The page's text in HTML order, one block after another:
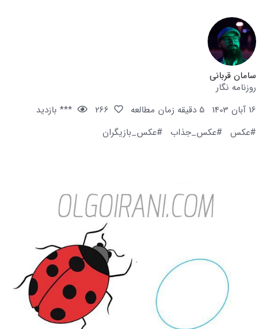
سامان قربانی
روزنامه نگار
16 آبان 1403
5 دقیقه زمان مطالعه
*** بازدید
#عکس
#عکس_جذاب #عکس_بازیگران